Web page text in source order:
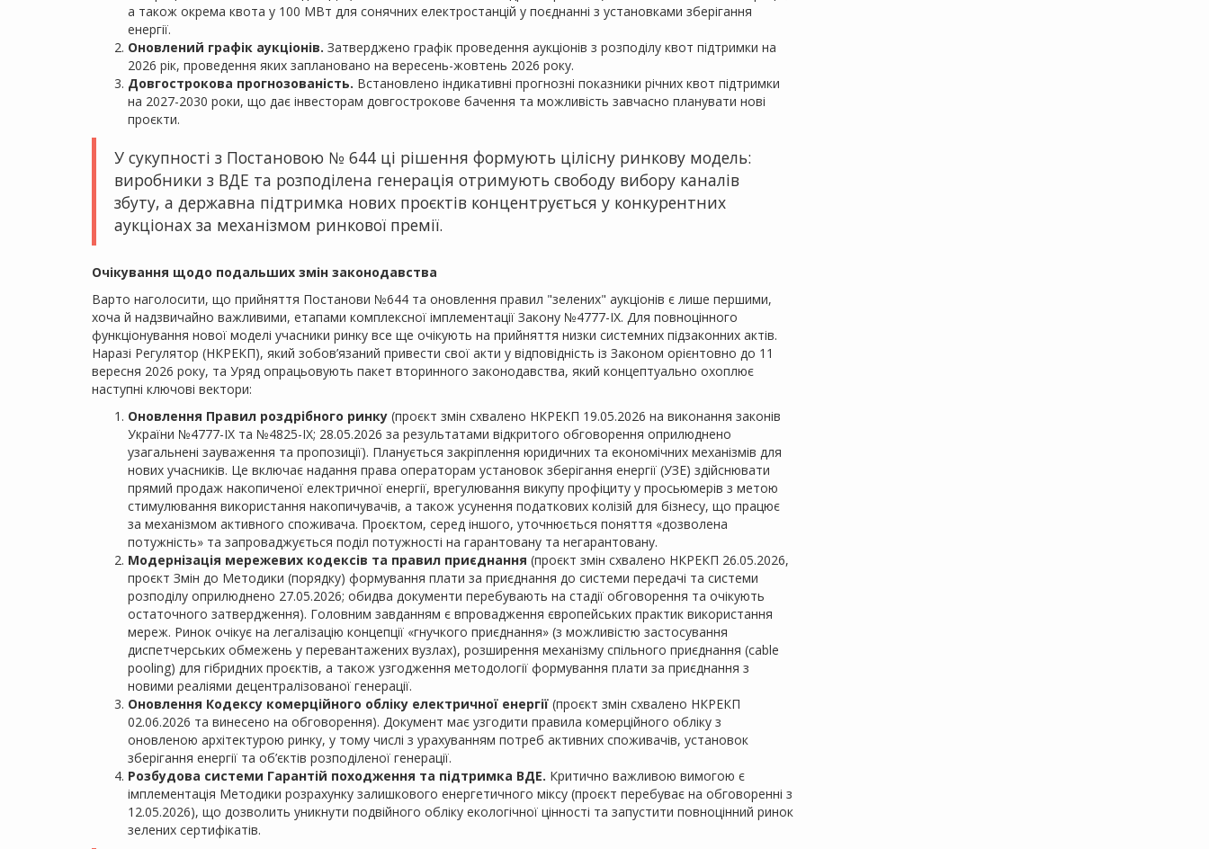
а також окрема квота у 100 МВт для сонячних електростанцій у поєднанні з установками зберігання
енергії.
Оновлений графік аукціонів. Затверджено графік проведення аукціонів з розподілу квот підтримки на
2026 рік, проведення яких заплановано на вересень-жовтень 2026 року.
Довгострокова прогнозованість. Встановлено індикативні прогнозні показники річних квот підтримки
на 2027-2030 роки, що дає інвесторам довгострокове бачення та можливість завчасно планувати нові
проєкти.
У сукупності з Постановою № 644 ці рішення формують цілісну ринкову модель:
виробники з ВДЕ та розподілена генерація отримують свободу вибору каналів
збуту, а державна підтримка нових проєктів концентрується у конкурентних
аукціонах за механізмом ринкової премії.
Очікування щодо подальших змін законодавства
Варто наголосити, що прийняття Постанови №644 та оновлення правил "зелених" аукціонів є лише першими,
хоча й надзвичайно важливими, етапами комплексної імплементації Закону №4777-IX. Для повноцінного
функціонування нової моделі учасники ринку все ще очікують на прийняття низки системних підзаконних актів.
Наразі Регулятор (НКРЕКП), який зобов’язаний привести свої акти у відповідність із Законом орієнтовно до 11
вересня 2026 року, та Уряд опрацьовують пакет вторинного законодавства, який концептуально охоплює
наступні ключові вектори:
Оновлення Правил роздрібного ринку (проєкт змін схвалено НКРЕКП 19.05.2026 на виконання законів
України №4777-IX та №4825-IX; 28.05.2026 за результатами відкритого обговорення оприлюднено
узагальнені зауваження та пропозиції). Планується закріплення юридичних та економічних механізмів для
нових учасників. Це включає надання права операторам установок зберігання енергії (УЗЕ) здійснювати
прямий продаж накопиченої електричної енергії, врегулювання викупу профіциту у просьюмерів з метою
стимулювання використання накопичувачів, а також усунення податкових колізій для бізнесу, що працює
за механізмом активного споживача. Проєктом, серед іншого, уточнюється поняття «дозволена
потужність» та запроваджується поділ потужності на гарантовану та негарантовану.
Модернізація мережевих кодексів та правил приєднання (проєкт змін схвалено НКРЕКП 26.05.2026,
проєкт Змін до Методики (порядку) формування плати за приєднання до системи передачі та системи
розподілу оприлюднено 27.05.2026; обидва документи перебувають на стадії обговорення та очікують
остаточного затвердження). Головним завданням є впровадження європейських практик використання
мереж. Ринок очікує на легалізацію концепції «гнучкого приєднання» (з можливістю застосування
диспетчерських обмежень у перевантажених вузлах), розширення механізму спільного приєднання (cable
pooling) для гібридних проєктів, а також узгодження методології формування плати за приєднання з
новими реаліями децентралізованої генерації.
Оновлення Кодексу комерційного обліку електричної енергії (проєкт змін схвалено НКРЕКП
02.06.2026 та винесено на обговорення). Документ має узгодити правила комерційного обліку з
оновленою архітектурою ринку, у тому числі з урахуванням потреб активних споживачів, установок
зберігання енергії та об’єктів розподіленої генерації.
Розбудова системи Гарантій походження та підтримка ВДЕ. Критично важливою вимогою є
імплементація Методики розрахунку залишкового енергетичного міксу (проєкт перебуває на обговоренні з
12.05.2026), що дозволить уникнути подвійного обліку екологічної цінності та запустити повноцінний ринок
зелених сертифікатів.